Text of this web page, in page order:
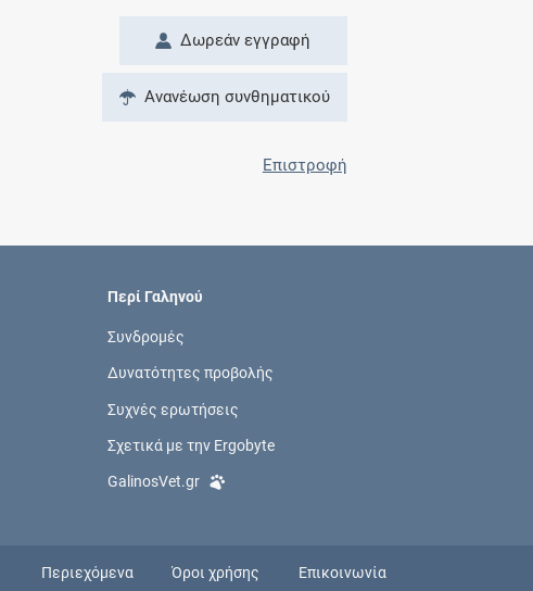
Δωρεάν εγγραφή
Ανανέωση συνθηματικού
Επιστροφή
Περί Γαληνού
Συνδρομές
Δυνατότητες προβολής
Συχνές ερωτήσεις
Σχετικά με την Ergobyte
GalinosVet.gr
Περιεχόμενα Όροι χρήσης Επικοινωνία